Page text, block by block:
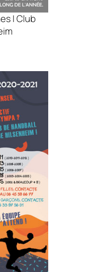
| Club